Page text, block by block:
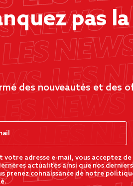
pas
des nouveautés et des
votre adresse e-mail, vous acceptez de
actualités ainsi que nos derniers
prenez connaissance de notre